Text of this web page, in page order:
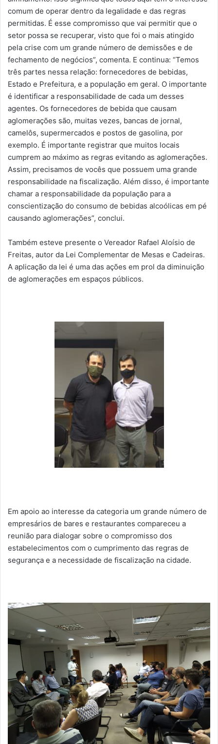
comum de operar dentro da legalidade e das regras
permitidas. É esse compromisso que vai permitir que o
setor possa se recuperar, visto que foi o mais atingido
pela crise com um grande número de demissões e de
fechamento de negócios”, comenta. E continua: “Temos
três partes nessa relação: fornecedores de bebidas,
Estado e Prefeitura, e a população em geral. O importante
é identificar a responsabilidade de cada um desses
agentes. Os fornecedores de bebida que causam
aglomerações são, muitas vezes, bancas de jornal,
camelôs, supermercados e postos de gasolina, por
exemplo. É importante registrar que muitos locais
cumprem ao máximo as regras evitando as aglomerações.
Assim, precisamos de vocês que possuem uma grande
responsabilidade na fiscalização. Além disso, é importante
chamar a responsabilidade da população para a
conscientização do consumo de bebidas alcoólicas em pé
causando aglomerações”, conclui.
Também esteve presente o Vereador Rafael Aloísio de
Freitas, autor da Lei Complementar de Mesas e Cadeiras.
A aplicação da lei é uma das ações em prol da diminuição
de aglomerações em espaços públicos.
Em apoio ao interesse da categoria um grande número de
empresários de bares e restaurantes compareceu a
reunião para dialogar sobre o compromisso dos
estabelecimentos com o cumprimento das regras de
segurança e a necessidade de fiscalização na cidade.